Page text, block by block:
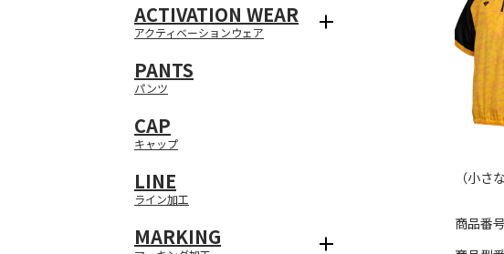
ACTIVATION WEAR
アクティベーションウェア
PANTS
パンツ
CAP
キャップ
LINE
ライン加工
MARKING
（小さ
商品番号